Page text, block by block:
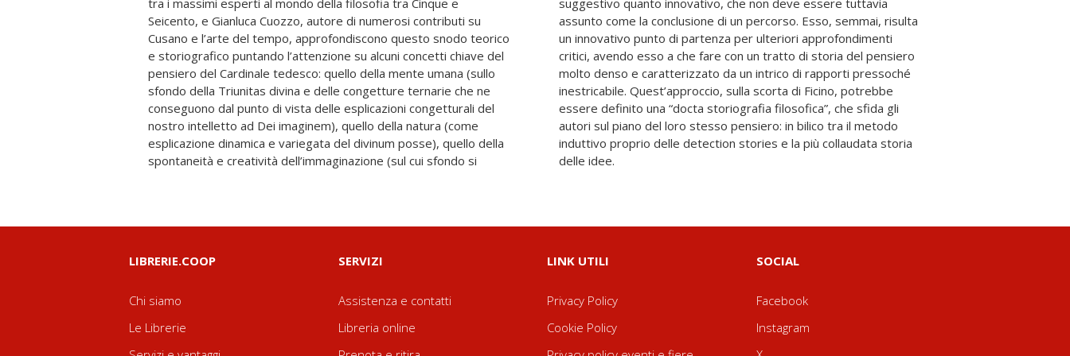
tra i massimi esperti al mondo della filosofia tra Cinque e
Seicento, e Gianluca Cuozzo, autore di numerosi contributi su
Cusano e l’arte del tempo, approfondiscono questo snodo teorico
e storiografico puntando l’attenzione su alcuni concetti chiave del
pensiero del Cardinale tedesco: quello della mente umana (sullo
sfondo della Triunitas divina e delle congetture ternarie che ne
conseguono dal punto di vista delle esplicazioni congetturali del
nostro intelletto ad Dei imaginem), quello della natura (come
esplicazione dinamica e variegata del divinum posse), quello della
spontaneità e creatività dell’immaginazione (sul cui sfondo si
suggestivo quanto innovativo, che non deve essere tuttavia
assunto come la conclusione di un percorso. Esso, semmai, risulta
un innovativo punto di partenza per ulteriori approfondimenti
critici, avendo esso a che fare con un tratto di storia del pensiero
molto denso e caratterizzato da un intrico di rapporti pressoché
inestricabile. Quest’approccio, sulla scorta di Ficino, potrebbe
essere definito una “docta storiografia filosofica”, che sfida gli
autori sul piano del loro stesso pensiero: in bilico tra il metodo
induttivo proprio delle detection stories e la più collaudata storia
delle idee.
LIBRERIE.COOP
Chi siamo
Le Librerie
SERVIZI
Assistenza e contatti
Libreria online
LINK UTILI
Privacy Policy
Cookie Policy
SOCIAL
Facebook
Instagram